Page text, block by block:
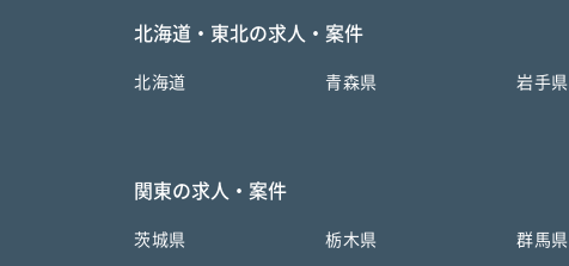
北海道・東北の求人・案件
北海道 青森県 岩手県
関東の求人・案件
茨城県 栃木県 群馬県